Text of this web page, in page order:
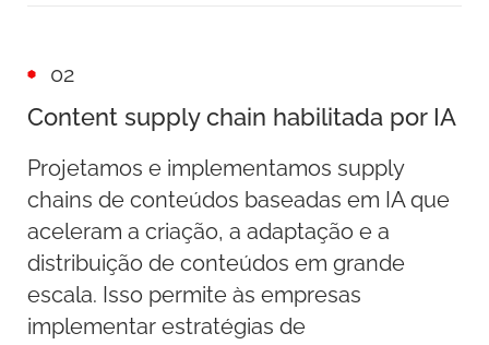
02
Content supply chain habilitada por IA
Projetamos e implementamos supply
chains de conteúdos baseadas em IA que
aceleram a criação, a adaptação e a
distribuição de conteúdos em grande
escala. Isso permite às empresas
implementar estratégias de